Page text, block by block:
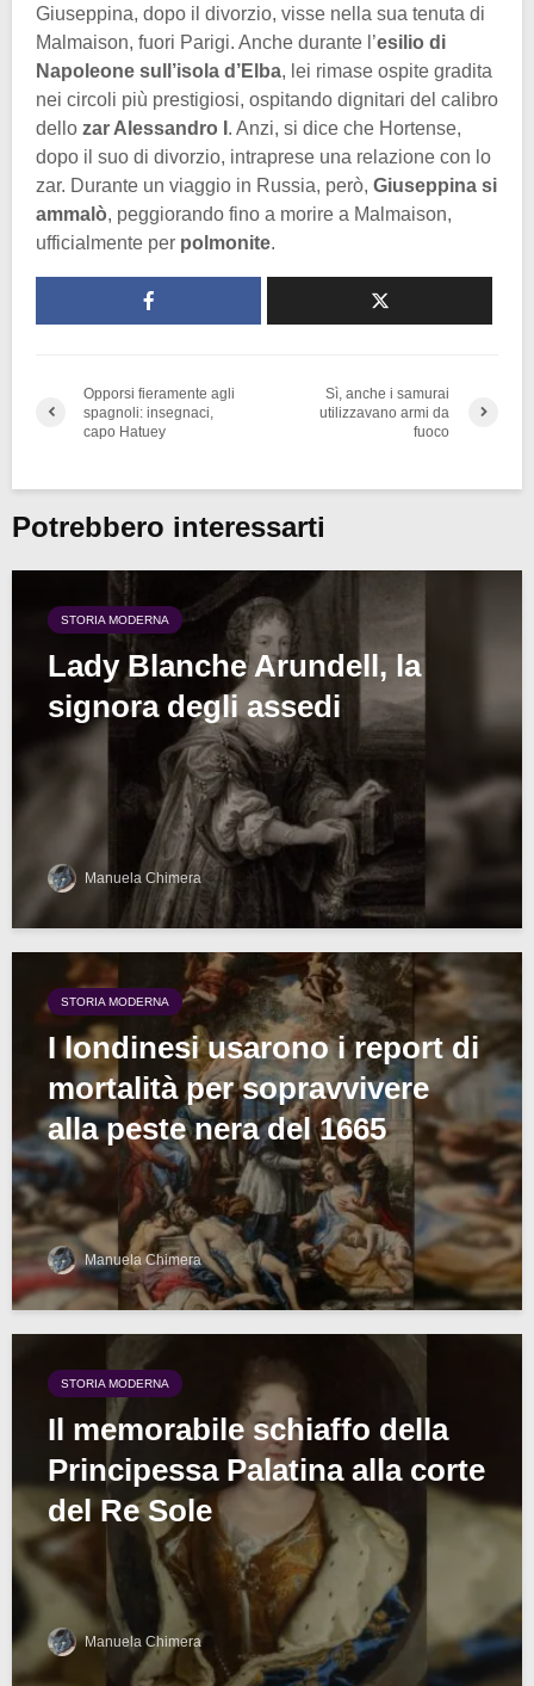
Giuseppina, dopo il divorzio, visse nella sua tenuta di
Malmaison, fuori Parigi. Anche durante l’esilio di
Napoleone sull’isola d’Elba, lei rimase ospite gradita
nei circoli più prestigiosi, ospitando dignitari del calibro
dello zar Alessandro I . Anzi, si dice che Hortense,
dopo il suo di divorzio, intraprese una relazione con lo
zar. Durante un viaggio in Russia, però, Giuseppina si
ammalò, peggiorando fino a morire a Malmaison,
ufficialmente per polmonite.
Opporsi fieramente agli
spagnoli: insegnaci,
capo Hatuey
Sì, anche i samurai
utilizzavano armi da
fuoco
Potrebbero interessarti
STORIA MODERNA
Lady Blanche Arundell, la
signora degli assedi
Manuela Chimera
STORIA MODERNA
I londinesi usarono i report di
mortalità per sopravvivere
alla peste nera del 1665
Manuela Chimera
STORIA MODERNA
Il memorabile schiaffo della
Principessa Palatina alla corte
del Re Sole
Manuela Chimera